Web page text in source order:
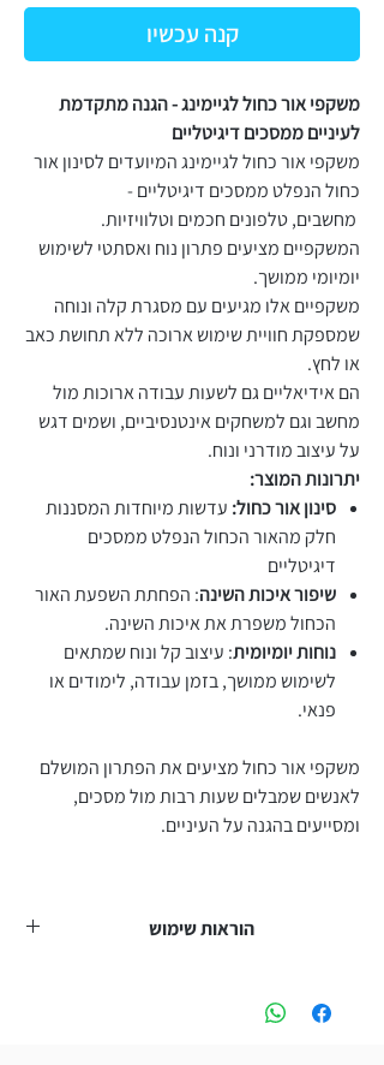
קנה עכשיו
משקפי אור כחול לגיימינג - הגנה מתקדמת
לעיניים ממסכים דיגיטליים
משקפי אור כחול לגיימינג המיועדים לסינון אור
כחול הנפלט ממסכים דיגיטליים -
מחשבים, טלפונים חכמים וטלוויזיות.
המשקפיים מציעים פתרון נוח ואסתטי לשימוש
יומיומי ממושך.
משקפיים אלו מגיעים עם מסגרת קלה ונוחה
שמספקת חוויית שימוש ארוכה ללא תחושת כאב
או לחץ.
הם אידיאליים גם לשעות עבודה ארוכות מול
מחשב וגם למשחקים אינטנסיביים, ושמים דגש
על עיצוב מודרני ונוח.
יתרונות המוצר:
סינון אור כחול: עדשות מיוחדות המסננות
חלק מהאור הכחול הנפלט ממסכים
דיגיטליים
שיפור איכות השינה: הפחתת השפעת האור
הכחול משפרת את איכות השינה.
נוחות יומיומית: עיצוב קל ונוח שמתאים
לשימוש ממושך, בזמן עבודה, לימודים או
פנאי.
משקפי אור כחול מציעים את הפתרון המושלם
לאנשים שמבלים שעות רבות מול מסכים,
ומסייעים בהגנה על העיניים.
הוראות שימוש
המוצר אינו מכשיר רפואי ואינו מיועד לאבחון,